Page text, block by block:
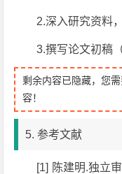
2.深入研究资料
3.撰写论文初稿
剩余内容已隐藏，您
容！
5. 参考文献
[1] 陈建明.独立